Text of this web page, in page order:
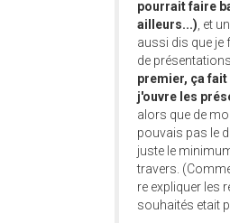
pourrait faire
ailleurs...) , et
aussi dis que
de présentations
premier, ça
j'ouvre les
alors que de
pouvais pas le
juste le
travers.
re expliquer les
souhaités etait